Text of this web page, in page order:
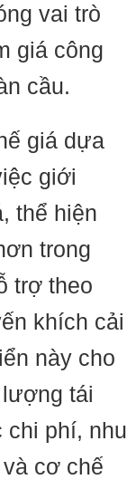
vai trò
giá công
cầu.
giá dựa
giới
thể hiện
trong
trợ theo
khích cải
này cho
tái
chi phí, nhu
cơ chế